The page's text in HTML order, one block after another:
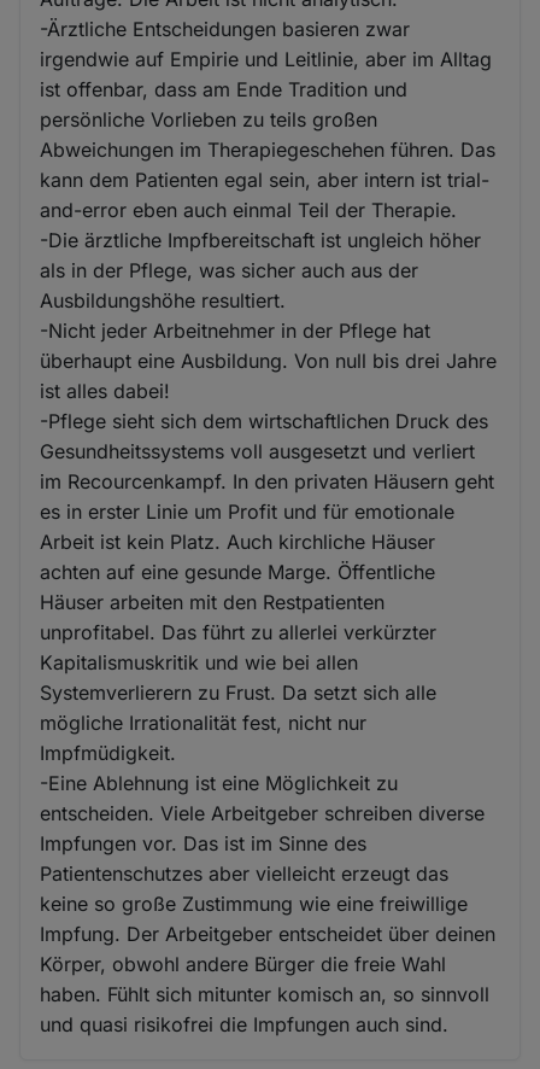
-Ärztliche Entscheidungen basieren zwar
irgendwie auf Empirie und Leitlinie, aber im Alltag
ist offenbar, dass am Ende Tradition und
persönliche Vorlieben zu teils großen
Abweichungen im Therapiegeschehen führen. Das
kann dem Patienten egal sein, aber intern ist trial-
and-error eben auch einmal Teil der Therapie.
-Die ärztliche Impfbereitschaft ist ungleich höher
als in der Pflege, was sicher auch aus der
Ausbildungshöhe resultiert.
-Nicht jeder Arbeitnehmer in der Pflege hat
überhaupt eine Ausbildung. Von null bis drei Jahre
ist alles dabei!
-Pflege sieht sich dem wirtschaftlichen Druck des
Gesundheitssystems voll ausgesetzt und verliert
im Recourcenkampf. In den privaten Häusern geht
es in erster Linie um Profit und für emotionale
Arbeit ist kein Platz. Auch kirchliche Häuser
achten auf eine gesunde Marge. Öffentliche
Häuser arbeiten mit den Restpatienten
unprofitabel. Das führt zu allerlei verkürzter
Kapitalismuskritik und wie bei allen
Systemverlierern zu Frust. Da setzt sich alle
mögliche Irrationalität fest, nicht nur
Impfmüdigkeit.
-Eine Ablehnung ist eine Möglichkeit zu
entscheiden. Viele Arbeitgeber schreiben diverse
Impfungen vor. Das ist im Sinne des
Patientenschutzes aber vielleicht erzeugt das
keine so große Zustimmung wie eine freiwillige
Impfung. Der Arbeitgeber entscheidet über deinen
Körper, obwohl andere Bürger die freie Wahl
haben. Fühlt sich mitunter komisch an, so sinnvoll
und quasi risikofrei die Impfungen auch sind.